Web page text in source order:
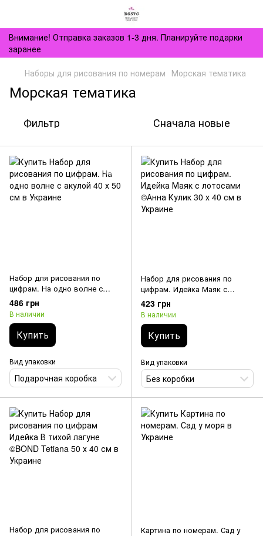
Внимание! Отправка заказов 1-3 дня. Планируйте подарки
заранее
Наборы для рисования по номерам Морская тематика
Морская тематика
Фильтр Сначала новые
Набор для рисования по
цифрам. На одно волне с
акулой 40 х 50 см
486 грн
В наличии
Купить
Вид упаковки
Подарочная коробка
Набор для рисования по
цифрам. Идейка Маяк с
лотосами ©Анна Кулик 30 х 40
см
423 грн
В наличии
Купить
Вид упаковки
Без коробки
Набор для рисования по
Картина по номерам. Сад у